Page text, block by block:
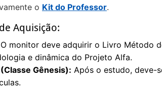
o Kit do Professor.
Aquisição:
O monitor deve adquirir o Livro Método
e dinâmica do Projeto Alfa.
Gênesis): Após o estudo, deve-